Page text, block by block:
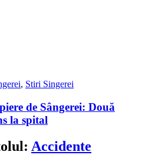
, Stiri Singerei
de Sângerei: Două
la spital
Accidente